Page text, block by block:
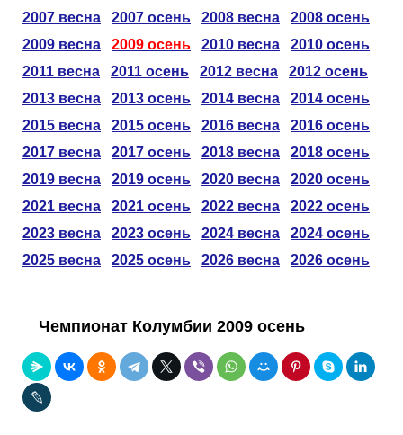
Новости
Партнёрка
Вакансии
Реклама
RSS
Статистика
Серии
Лига Чемпионов
Лига Европы
Лига Конференций
Чемпионат Мира
Чемпионат Европы
Кубок Европы (отбор)
►
Инструменты
Поиск команд
Расчёт системы
На что ставят?
Telegram Bot
Telegram Bot
2007 весна 2007 осень 2008 весна
2008 осень
2009 весна
2009 осень 2010 весна
2010 осень
2011 весна
2011 осень 2012 весна
2012 осень
2013 весна
2013 осень 2014 весна
2014 осень
2015 весна
2015 осень 2016 весна
2016 осень
2017 весна
2017 осень 2018 весна
2018 осень
2019 весна
2019 осень 2020 весна
2020 осень
2021 весна
2021 осень 2022 весна
2022 осень
2023 весна
2023 осень 2024 весна
2024 осень
2025 весна
2025 осень 2026 весна 2026 осень
Чемпионат Колумбии 2009 осень